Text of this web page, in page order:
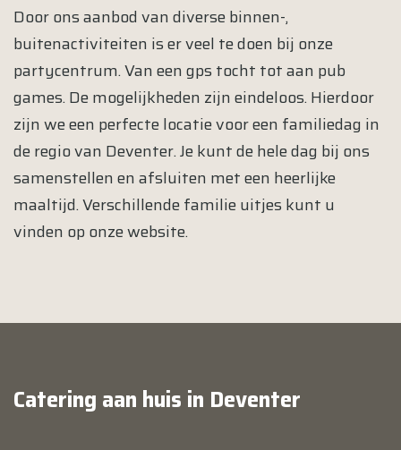
Door ons aanbod van diverse binnen-,
buitenactiviteiten is er veel te doen bij onze
partycentrum. Van een gps tocht tot aan pub
games. De mogelijkheden zijn eindeloos. Hierdoor
zijn we een perfecte locatie voor een familiedag in
de regio van Deventer. Je kunt de hele dag bij ons
samenstellen en afsluiten met een heerlijke
maaltijd. Verschillende familie uitjes kunt u
vinden op onze website.
Catering aan huis in Deventer